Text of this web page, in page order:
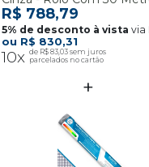
R$ 830,31
10x R$ 83,03
R$ 788,79
via